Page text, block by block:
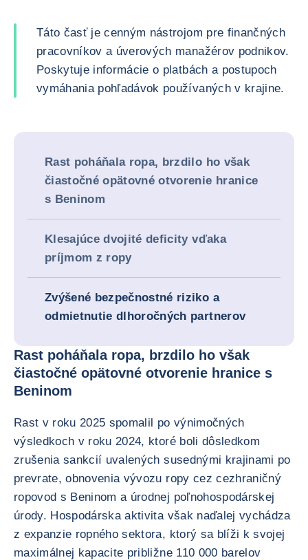
Táto časť je cenným nástrojom pre finančných
pracovníkov a úverových manažérov podnikov.
Poskytuje informácie o platbách a postupoch
vymáhania pohľadávok používaných v krajine.
Rast poháňala ropa, brzdilo ho však
čiastočné opätovné otvorenie hranice
s Beninom
Klesajúce dvojité deficity vďaka
príjmom z ropy
Zvýšené bezpečnostné riziko a
odmietnutie dlhoročných partnerov
Rast poháňala ropa, brzdilo ho však
čiastočné opätovné otvorenie hranice s
Beninom
Rast v roku 2025 spomalil po výnimočných
výsledkoch v roku 2024, ktoré boli dôsledkom
zrušenia sankcií uvalených susednými krajinami po
prevrate, obnovenia vývozu ropy cez cezhraničný
ropovod s Beninom a úrodnej poľnohospodárskej
úrody. Hospodárska aktivita však naďalej vychádza
z expanzie ropného sektora, ktorý sa blíži k svojej
maximálnej kapacite približne 110 000 barelov